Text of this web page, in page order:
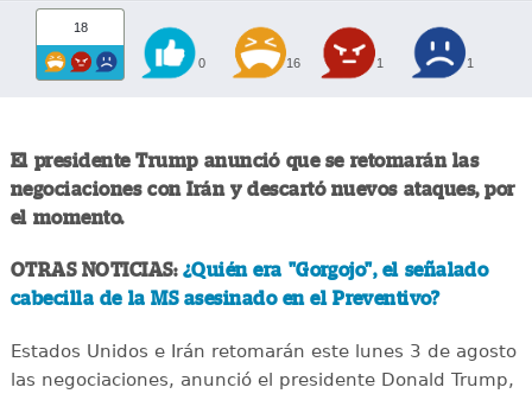
18
0 16 1 1
El presidente Trump anunció que se retomarán las
negociaciones con Irán y descartó nuevos ataques, por
el momento.
OTRAS NOTICIAS: ¿Quién era "Gorgojo", el señalado
cabecilla de la MS asesinado en el Preventivo?
Estados Unidos e Irán retomarán este lunes 3 de agosto
las negociaciones, anunció el presidente Donald Trump,